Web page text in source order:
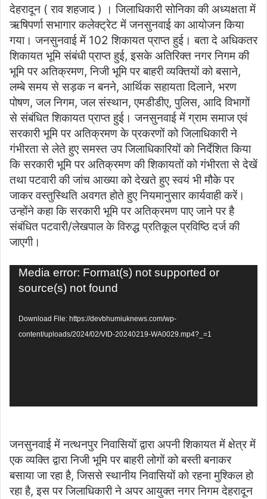
देहरादून ( राव शहजाद ) । जिलाधिकारी सोनिका की अध्यक्षता में
ऋषिपर्णा सभागार कलेक्ट्रेट में जनसुनवाई का आयोजन किया
गया। जनसुनवाई में 102 शिकायत प्राप्त हुई। बता दे अधिकतर
शिकायत भूमि संबंधी प्राप्त हुई, इसके अतिरिक्त नगर निगम की
भूमि पर अतिक्रमण, निजी भूमि पर बाहरी व्यक्तियों को बसाने,
लम्बे समय से सड़क न बनने, आर्थिक सहायता दिलाने, भरण
पोषण, जल निगम, जल संस्थान, एमडीडीए, पुलिस, आदि विभागों
से संबंधित शिकायत प्राप्त हुई। जनसुनवाई में ग्राम समाज एवं
सरकारी भूमि पर अतिक्रमण के प्रकरणों को जिलाधिकारी ने
गंभीरता से लेते हुए समस्त उप जिलाधिकारियों को निर्देशित किया
कि सरकारी भूमि पर अतिक्रमण की शिकायतों को गंभीरता से देखें
तथा पटवारी की जांच आख्या को देखते हुए स्वयं भी मौके पर
जाकर वस्तुस्थिति अवगत होते हुए नियमानुसार कार्यवाही करें।
उन्होंने कहा कि सरकारी भूमि पर अतिक्रमण पाए जाने पर है
संबंधित पटवारी/लेखपाल के विरुद्ध प्रतिकूल प्रविष्ठि दर्ज की
जाएगी।
Video
Player
Media error: Format(s) not supported or
source(s) not found
Download File: https://devbhumiuknews.com/wp-
content/uploads/2024/02/VID-20240219-WA0029.mp4?_=1
जनसुनवाई में नत्थनपुर निवासियों द्वारा अपनी शिकायत में क्षेत्र में
एक व्यक्ति द्वारा निजी भूमि पर बाहरी लोगों को बस्ती बनाकर
बसाया जा रहा है, जिससे स्थानीय निवासियों को रहना मुश्किल हो
रहा है, इस पर जिलाधिकारी ने अपर आयुक्त नगर निगम देहरादून